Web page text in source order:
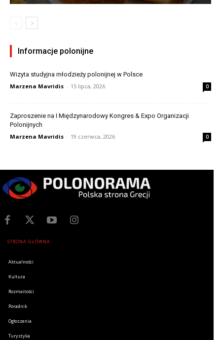
Informacje polonijne
Wizyta studyjna młodzieży polonijnej w Polsce
Marzena Mavridis - 15 lipca, 2026 0
Zaproszenie na I Międzynarodowy Kongres & Expo Organizacji
Polonijnych
Marzena Mavridis - 19 czerwca, 2026 0
STRONA GŁÓWNA
Aktualności
Kultura
Rozmaitości
Poradnik
Ogłoszenia
Turystyka